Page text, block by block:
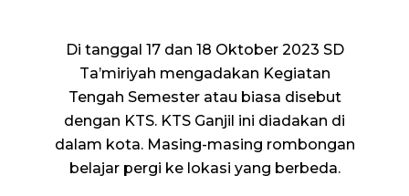
Di tanggal 17 dan 18 Oktober 2023 SD
Ta’miriyah mengadakan Kegiatan
Tengah Semester atau biasa disebut
dengan KTS. KTS Ganjil ini diadakan di
dalam kota. Masing-masing rombongan
belajar pergi ke lokasi yang berbeda.